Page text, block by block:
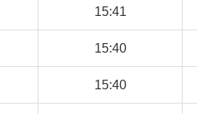
15:41
15:40
15:40